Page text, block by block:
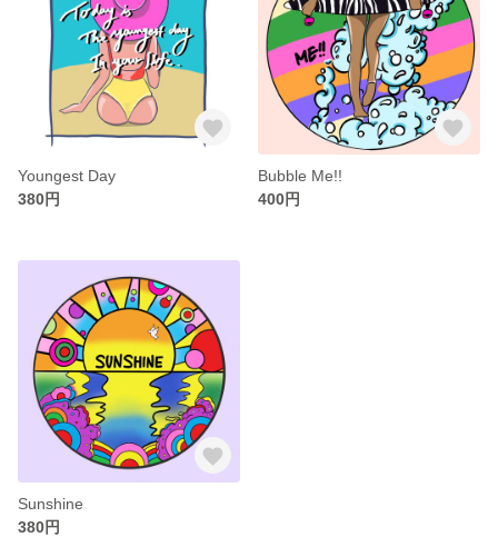
Youngest Day
380円
Bubble Me!!
400円
Sunshine
380円